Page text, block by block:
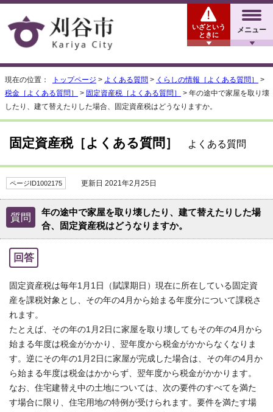
メニュー
いざという
ときに
現在の位置： トップページ > よくある質問 > くらしの情報［よくある質問］
>
税金［よくある質問］
> 固定資産税［よくある質問］
> 年の途中で家屋を取り壊
したり、建て替えたりした場合、固定資産税はどうなりますか。
固定資産税［よくある質問］ よくある質問
ページID1002175 更新日 2021年2月25日
質問
年の途中で家屋を取り壊したり、建て替えたりした場
合、固定資産税はどうなりますか。
回答
固定資産税は毎年1月1日（賦課期日）現在に所在している固定資
産を課税対象とし、その年の4月から始まる年度分について課税さ
れます。
たとえば、その年の1月2日に家屋を取り壊してもその年の4月から
始まる年度は税金がかかり、翌年度から税金がかからなくなりま
す。逆にその年の1月2日に家屋が完成した場合は、その年の4月か
ら始まる年度は税金はかからず、翌年度から税金がかかります。
なお、住宅建替え中の土地については、次の要件のすべてを満た
す場合に限り、住宅用地の特例が受けられます。要件を満たす場